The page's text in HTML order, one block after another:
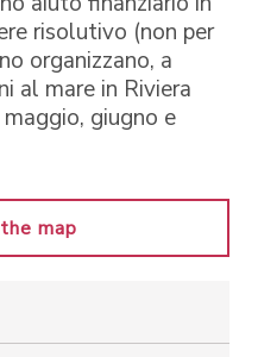
risolutivo (non per
organizzano, a
al mare in Riviera
giugno e
map